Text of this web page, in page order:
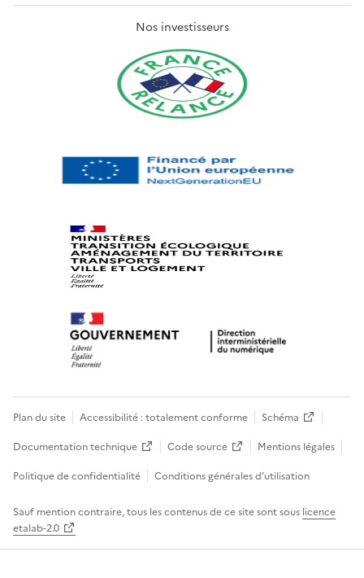
Nos investisseurs
Plan du site Accessibilité : totalement conforme
Schéma
Documentation technique
Code source
Mentions légales
Politique de confidentialité
Conditions générales d’utilisation
Sauf mention contraire, tous les contenus de ce site sont sous licence
etalab-2.0